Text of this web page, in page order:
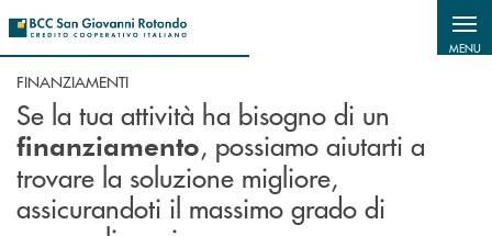
MENU
FINANZIAMENTI
Se la tua attività ha bisogno di un
finanziamento, possiamo aiutarti a
trovare la soluzione migliore,
assicurandoti il massimo grado di